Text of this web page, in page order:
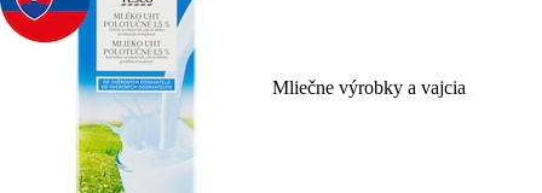
Mliečne výrobky a vajcia